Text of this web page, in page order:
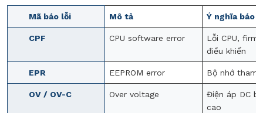
Mã báo lỗi Mô tả Ý nghĩa báo
CPF CPU software error
Lỗi CPU,
điều khiển
EPR EEPROM error Bộ nhớ tham
OV / OV-C Over voltage
Điện áp DC
cao